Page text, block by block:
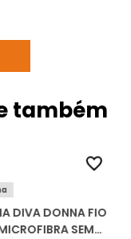
também
DIVA DONNA FIO
SEM